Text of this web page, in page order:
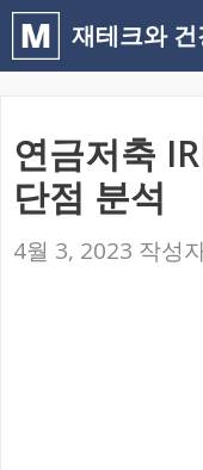
컨
텐
건
너
뛰
재테크와 건
연금저축
단점 분석
4월 3, 2023 작성